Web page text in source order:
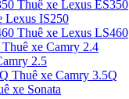
Thuê xe Lexus ES350
Lexus IS250
Thuê xe Lexus LS460
Thuê xe Camry 2.4
2.5
Thuê xe Camry 3.5Q
xe Sonata